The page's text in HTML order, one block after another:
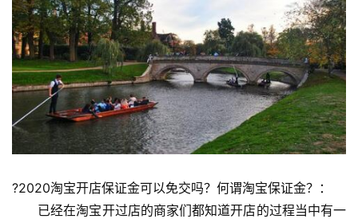
?2020淘宝开店保证金可以免交吗？何谓淘宝保证金？：
已经在淘宝开过店的商家们都知道开店的过程当中有一